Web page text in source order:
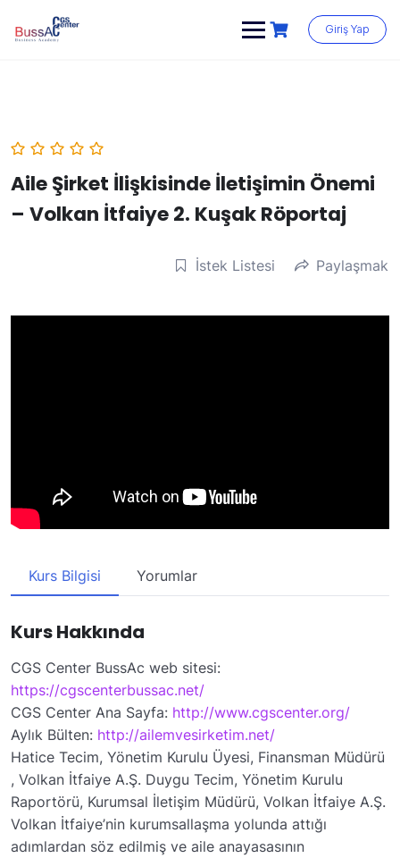
content
Giriş Yap
Aile Şirket İlişkisinde İletişimin Önemi
– Volkan İtfaiye 2. Kuşak Röportaj
İstek Listesi Paylaşmak
Kurs Bilgisi Yorumlar
Kurs Hakkında
CGS Center BussAc web sitesi:
https://cgscenterbussac.net/
CGS Center Ana Sayfa: http://www.cgscenter.org/
Aylık Bülten: http://ailemvesirketim.net/
Hatice Tecim, Yönetim Kurulu Üyesi, Finansman Müdürü
, Volkan İtfaiye A.Ş. Duygu Tecim, Yönetim Kurulu
Raportörü, Kurumsal İletişim Müdürü, Volkan İtfaiye A.Ş.
Volkan İtfaiye’nin kurumsallaşma yolunda attığı
adımlardan söz edilmiş ve aile anayasasının